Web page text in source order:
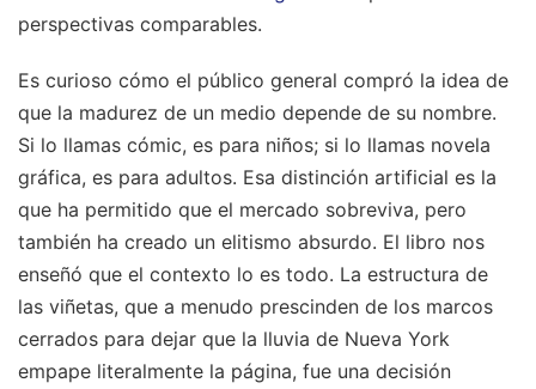
perspectivas comparables.
Es curioso cómo el público general compró la idea de
que la madurez de un medio depende de su nombre.
Si lo llamas cómic, es para niños; si lo llamas novela
gráfica, es para adultos. Esa distinción artificial es la
que ha permitido que el mercado sobreviva, pero
también ha creado un elitismo absurdo. El libro nos
enseñó que el contexto lo es todo. La estructura de
las viñetas, que a menudo prescinden de los marcos
cerrados para dejar que la lluvia de Nueva York
empape literalmente la página, fue una decisión